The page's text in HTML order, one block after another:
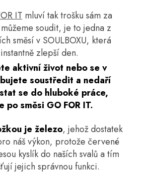
IT mluví tak trošku sám za
soudit, je to jedna z
směsí v SOULBOXU, která
zlepší den.
aktivní život nebo se v
soustředit a nedaří
se do hluboké práce,
po směsi GO FOR IT.
je železo, jehož dostatek
náš výkon, protože červené
kyslík do naších svalů a tím
jejich správnou funkci.